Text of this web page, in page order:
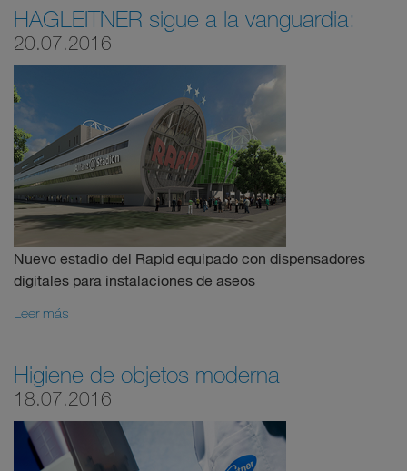
HAGLEITNER sigue a la vanguardia:
20.07.2016
Nuevo estadio del Rapid equipado con dispensadores
digitales para instalaciones de aseos
Leer más
Higiene de objetos moderna
18.07.2016